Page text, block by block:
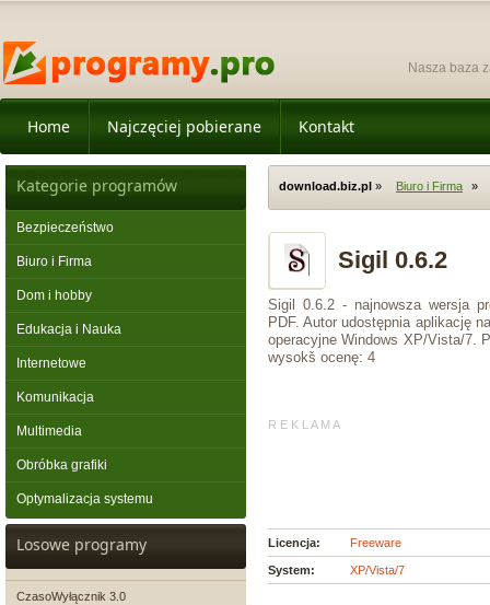
Nasza baza
Home Najczęciej pobierane Kontakt
Kategorie programów
Bezpieczeństwo
Biuro i Firma
Dom i hobby
Edukacja i Nauka
Internetowe
Komunikacja
Multimedia
Obróbka grafiki
Optymalizacja systemu
Losowe programy
CzasoWyłącznik 3.0
download.biz.pl » Biuro i Firma »
Sigil 0.6.2
Sigil 0.6.2 - najnowsza wersja
PDF. Autor udostępnia aplikację
operacyjne Windows XP/Vista/7.
wysokš ocenę: 4
R E K L A M A
Licencja: Freeware
System: XP/Vista/7